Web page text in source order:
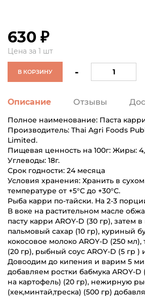
630 ₽
Цена за 1 шт
В КОРЗИНУ -
Описание Отзывы
Полное наименование: Паста
Производитель: Thai Agri Foods
Limited.
Пищевая ценность на 100г: Жиры:
Углеводы: 18г.
Срок годности: 24 месяца
Условия хранения: Хранить в
температуре от +5°С до +30°С.
Рыба карри по-тайски. На 2-3
В воке на растительном масле
пасту карри AROY-D (30 гр), затем
пальмовый сахар (10 гр), куриный
кокосовое молоко AROY-D (250 мл),
(20 гр), рыбный соус AROY-D (5 гр )
Довоодим до кипения и варим 5
добавляем ростки бабмука AROY-
на картофель) (20 гр), нежирную
(хек,минтай,треска) (500 гр)